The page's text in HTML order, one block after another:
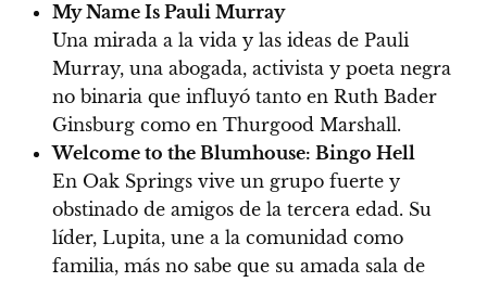
My Name Is Pauli Murray
Una mirada a la vida y las ideas de Pauli
Murray, una abogada, activista y poeta negra
no binaria que influyó tanto en Ruth Bader
Ginsburg como en Thurgood Marshall.
Welcome to the Blumhouse: Bingo Hell
En Oak Springs vive un grupo fuerte y
obstinado de amigos de la tercera edad. Su
líder, Lupita, une a la comunidad como
familia, más no sabe que su amada sala de